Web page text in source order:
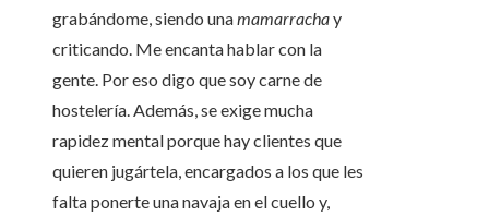
grabándome, siendo unamamarrachay
criticando. Me encanta hablar con la
gente. Por eso digo que soy carne de
hostelería. Además, se exige mucha
rapidez mental porque hay clientes que
quieren jugártela, encargados a los que les
falta ponerte una navaja en el cuello y,